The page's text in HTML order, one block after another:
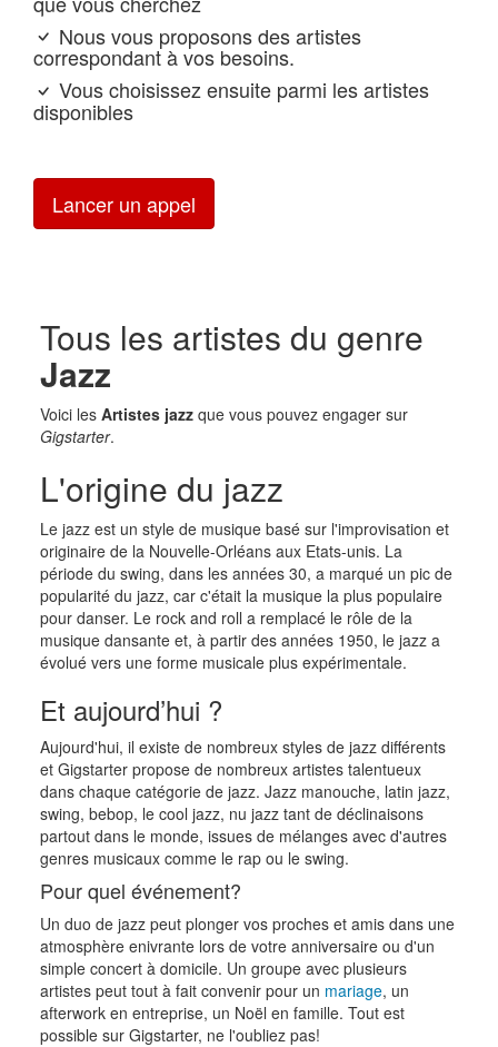
Nous vous proposons des artistes
correspondant à vos besoins.
Vous choisissez ensuite parmi les artistes
disponibles
Lancer un appel
Tous les artistes du genre
Jazz
Voici les Artistes jazzque vous pouvez engager sur
Gigstarter.
L'origine du jazz
Le jazz est un style de musique basé sur l'improvisation et
originaire de la Nouvelle-Orléans aux Etats-unis. La
période du swing, dans les années 30, a marqué un pic de
popularité du jazz, car c'était la musique la plus populaire
pour danser. Le rock and roll a remplacé le rôle de la
musique dansante et, à partir des années 1950, le jazz a
évolué vers une forme musicale plus expérimentale.
Et aujourd’hui ?
Aujourd'hui, il existe de nombreux styles de jazz différents
et Gigstarter propose de nombreux artistes talentueux
dans chaque catégorie de jazz. Jazz manouche, latin jazz,
swing, bebop, le cool jazz, nu jazz tant de déclinaisons
partout dans le monde, issues de mélanges avec d'autres
genres musicaux comme le rap ou le swing.
Pour quel événement?
Un duo de jazz peut plonger vos proches et amis dans une
atmosphère enivrante lors de votre anniversaire ou d'un
simple concert à domicile. Un groupe avec plusieurs
artistes peut tout à fait convenir pour un mariage, un
afterwork en entreprise, un Noël en famille. Tout est
possible sur Gigstarter, ne l'oubliez pas!